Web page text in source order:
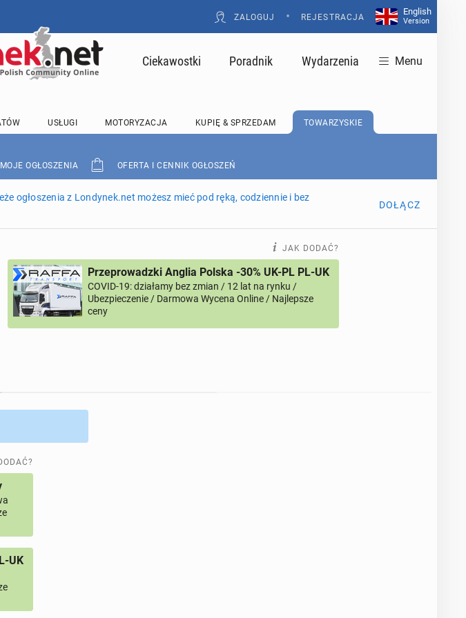
ZALOGUJ • REJESTRACJA
English
Version
Ciekawostki Poradnik Wydarzenia Menu
USŁUGI MOTORYZACJA KUPIĘ & SPRZEDAM TOWARZYSKIE
MOJE OGŁOSZENIA OFERTA I CENNIK OGŁOSZEŃ
ogłoszenia z Londynek.net możesz mieć pod ręką, codziennie i bez
DOŁĄCZ
JAK DODAĆ?
Przeprowadzki Anglia Polska -30% UK-PL PL-UK
COVID-19: działamy bez zmian / 12 lat na rynku /
Ubezpieczenie / Darmowa Wycena Online / Najlepsze
ceny
UK